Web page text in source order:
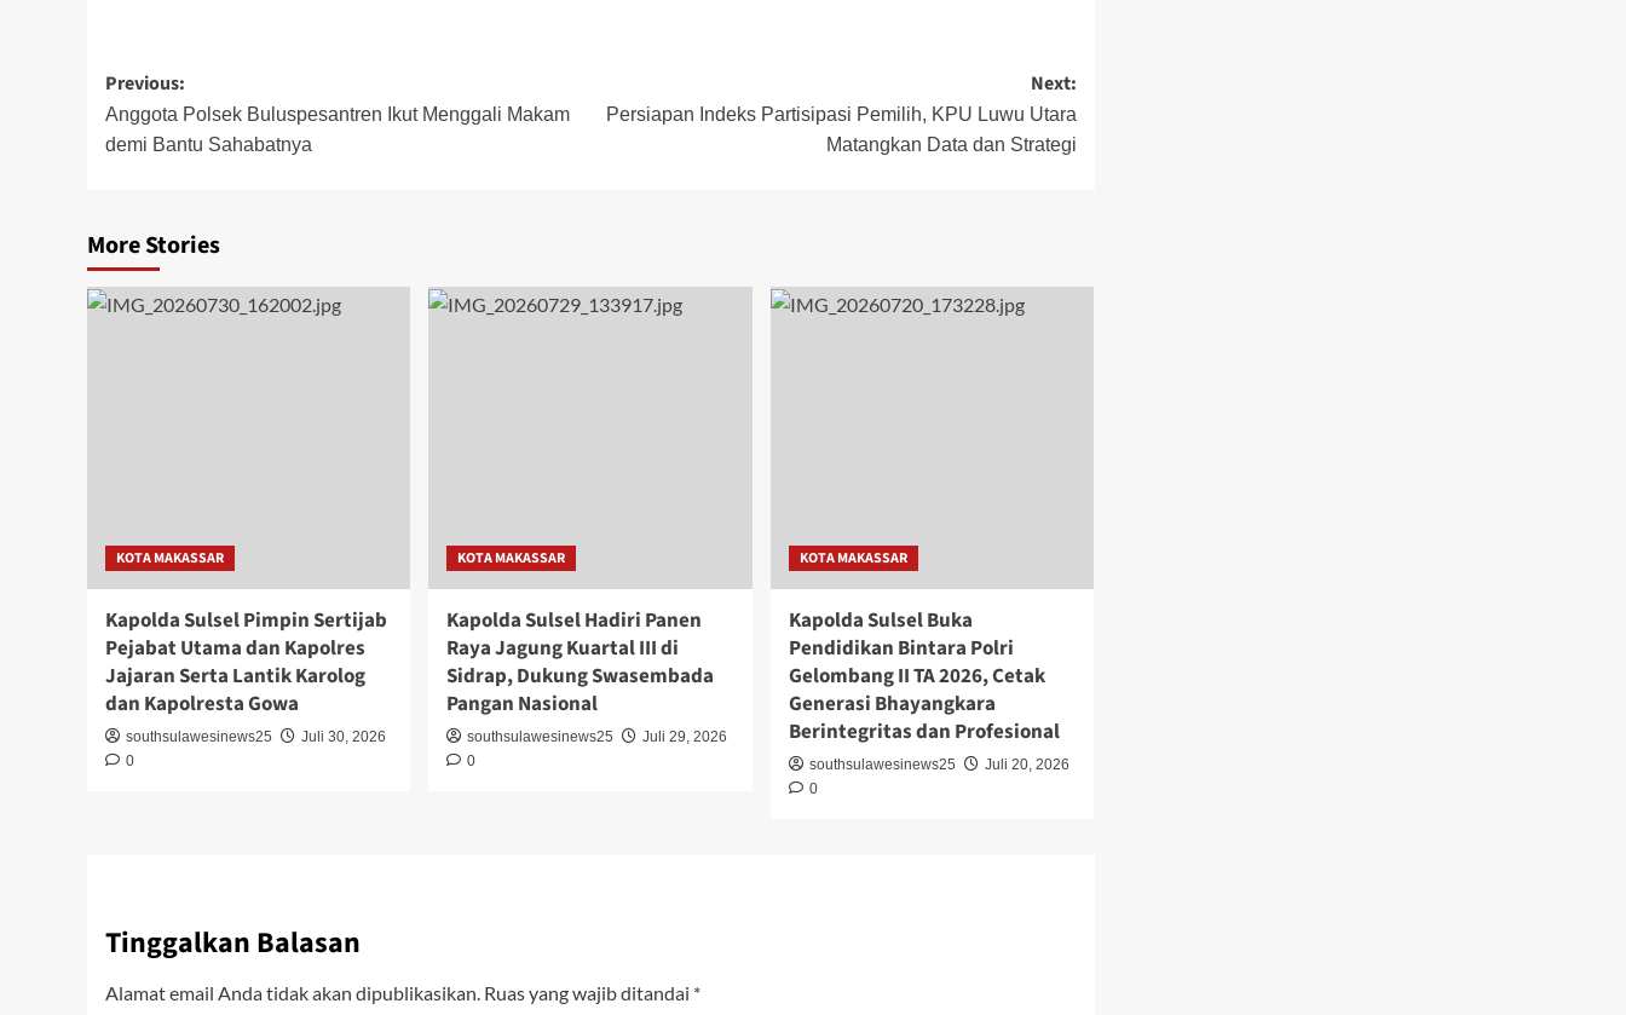
Post
navigation
Previous:
Anggota Polsek Buluspesantren Ikut Menggali Makam
demi Bantu Sahabatnya
Next:
Persiapan Indeks Partisipasi Pemilih, KPU Luwu Utara
Matangkan Data dan Strategi
More Stories
KOTA MAKASSAR
Kapolda Sulsel Pimpin Sertijab
Pejabat Utama dan Kapolres
Jajaran Serta Lantik Karolog
dan Kapolresta Gowa
southsulawesinews25
Juli 30, 2026
0
KOTA MAKASSAR
Kapolda Sulsel Hadiri Panen
Raya Jagung Kuartal III di
Sidrap, Dukung Swasembada
Pangan Nasional
southsulawesinews25
Juli 29, 2026
0
KOTA MAKASSAR
Kapolda Sulsel Buka
Pendidikan Bintara Polri
Gelombang II TA 2026, Cetak
Generasi Bhayangkara
Berintegritas dan Profesional
southsulawesinews25
Juli 20, 2026
0
Tinggalkan Balasan
Alamat email Anda tidak akan dipublikasikan. Ruas yang wajib ditandai *